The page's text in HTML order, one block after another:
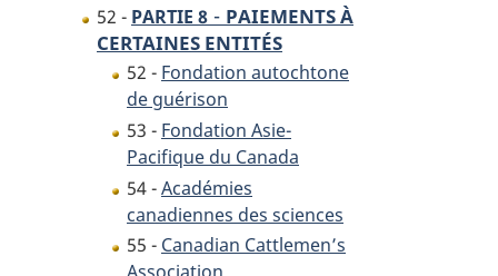
52 - PARTIE 8 - PAIEMENTS À
CERTAINES ENTITÉS
52 - Fondation autochtone
de guérison
53 - Fondation Asie-
Pacifique du Canada
54 -Académies
canadiennes des sciences
55 - Canadian Cattlemen’s